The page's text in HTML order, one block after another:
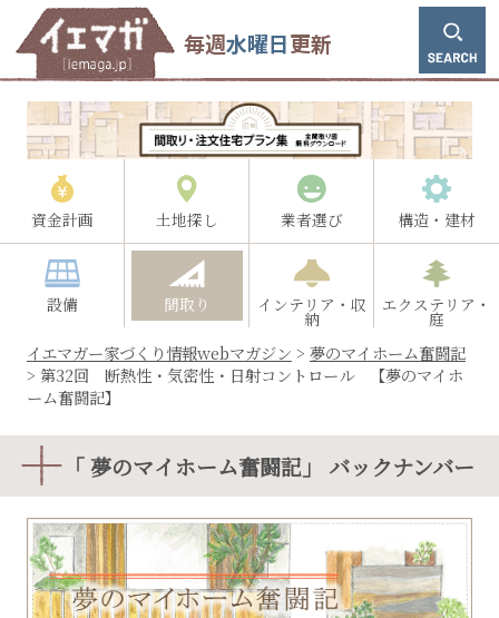
毎週水曜日更新
資金計画 土地探し 業者選び 構造・建材
設備 間取り インテリア・収
納
エクステリア・
庭
イエマガー家づくり情報webマガジン > 夢のマイホーム奮闘記
> 第32回 断熱性・気密性・日射コントロール 【夢のマイホ
ーム奮闘記】
「 夢のマイホーム奮闘記」 バックナンバー